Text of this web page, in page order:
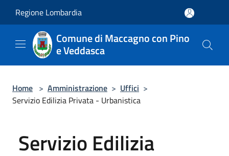
Regione Lombardia
Comune di Maccagno con Pino
e Veddasca
Home > Amministrazione > Uffici >
Servizio Edilizia Privata - Urbanistica
Servizio Edilizia